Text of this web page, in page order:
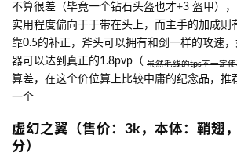
不算很差（毕竟一个钻石头盔也才+3 盔甲），
实用程度偏向于于带在头上，而主手的加成则
靠0.5的补正，斧头可以拥有和剑一样的攻速
器可以达到真正的1.8pvp（ 虽然毛线的tps不一定
算差，在这个价位算上比较中庸的纪念品，推
一个
虚幻之翼（售价：3k，本体：鞘翅
分）